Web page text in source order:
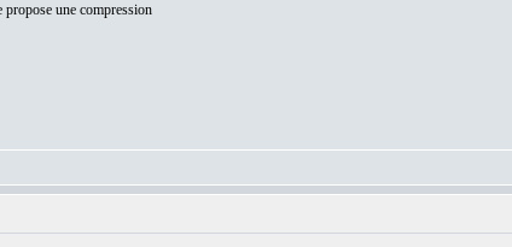
une compression